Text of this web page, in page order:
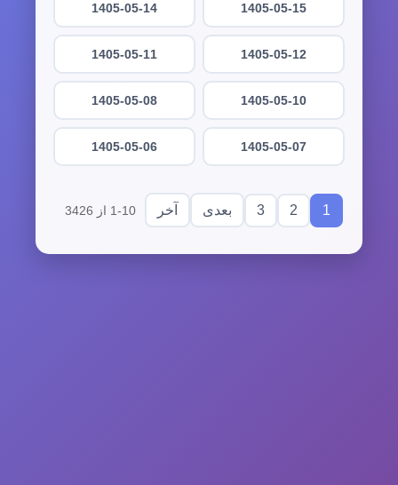
1405-05-15
1405-05-14
1405-05-12
1405-05-11
1405-05-10
1405-05-08
1405-05-07
1405-05-06
1
2
3 بعدی آخر 1-10 از 3426